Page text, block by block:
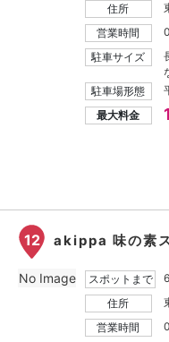
住所
営業時間
駐車サイズ
駐車場形態
最大料金
12 akippa 味の素
スポットまで
住所
営業時間
No Image